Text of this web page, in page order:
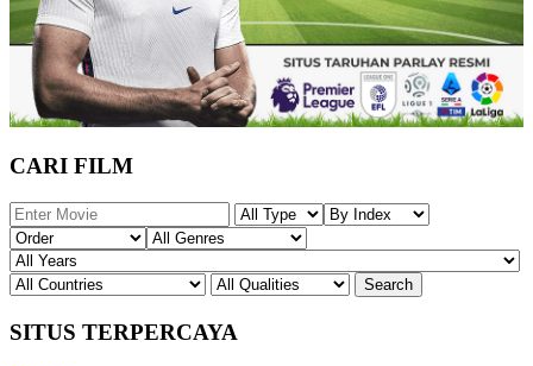
CARI FILM
SITUS TERPERCAYA